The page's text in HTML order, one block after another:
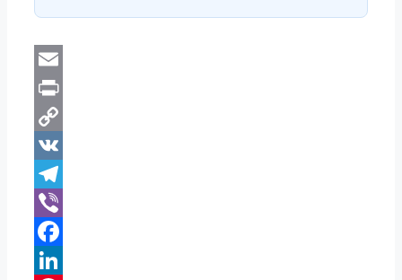
E
m
a
P
n
C
o
p
y
L
V
K
T
eV
F